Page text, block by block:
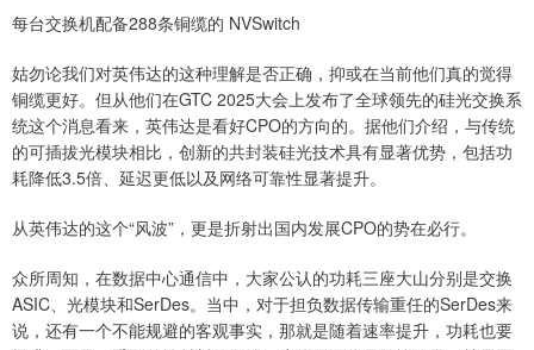
每台交换机配备288条铜缆的 NVSwitch
姑勿论我们对英伟达的这种理解是否正确，抑或在当前他们真的觉得
铜缆更好。但从他们在GTC 2025大会上发布了全球领先的硅光交换系
统这个消息看来，英伟达是看好CPO的方向的。据他们介绍，与传统
的可插拔光模块相比，创新的共封装硅光技术具有显著优势，包括功
耗降低3.5倍、延迟更低以及网络可靠性显著提升。
从英伟达的这个“风波”，更是折射出国内发展CPO的势在必行。
众所周知，在数据中心通信中，大家公认的功耗三座大山分别是交换
ASIC、光模块和SerDes。当中，对于担负数据传输重任的SerDes来
说，还有一个不能规避的客观事实，那就是随着速率提升，功耗也要